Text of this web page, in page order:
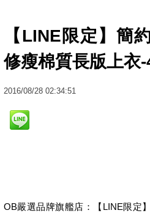
【LINE限定】簡
修瘦棉質長版上衣
2016/08/28 02:34:51
OB嚴選品牌旗艦店：【LINE限定